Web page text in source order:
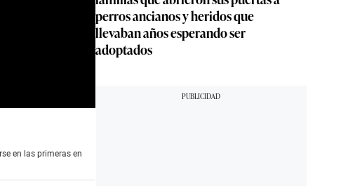
en las primeras en
perros ancianos y heridos que
llevaban años esperando ser
adoptados